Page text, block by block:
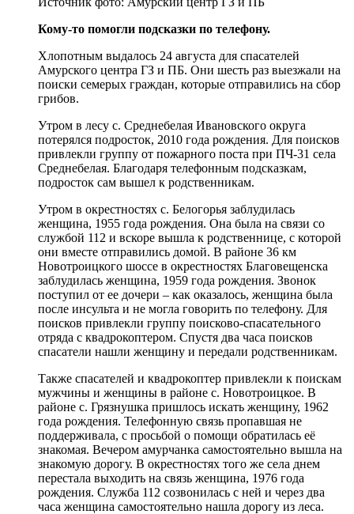
Кому-то помогли подсказки по телефону.
Хлопотным выдалось 24 августа для спасателей
Амурского центра ГЗ и ПБ. Они шесть раз выезжали на
поиски семерых граждан, которые отправились на сбор
грибов.
Утром в лесу с. Среднебелая Ивановского округа
потерялся подросток, 2010 года рождения. Для поисков
привлекли группу от пожарного поста при ПЧ-31 села
Среднебелая. Благодаря телефонным подсказкам,
подросток сам вышел к родственникам.
Утром в окрестностях с. Белогорья заблудилась
женщина, 1955 года рождения. Она была на связи со
службой 112 и вскоре вышла к родственнице, с которой
они вместе отправились домой. В районе 36 км
Новотроицкого шоссе в окрестностях Благовещенска
заблудилась женщина, 1959 года рождения. Звонок
поступил от ее дочери – как оказалось, женщина была
после инсульта и не могла говорить по телефону. Для
поисков привлекли группу поисково-спасательного
отряда с квадрокоптером. Спустя два часа поисков
спасатели нашли женщину и передали родственникам.
Также спасателей и квадрокоптер привлекли к поискам
мужчины и женщины в районе с. Новотроицкое. В
районе с. Грязнушка пришлось искать женщину, 1962
года рождения. Телефонную связь пропавшая не
поддерживала, с просьбой о помощи обратилась её
знакомая. Вечером амурчанка самостоятельно вышла на
знакомую дорогу. В окрестностях того же села днем
перестала выходить на связь женщина, 1976 года
рождения. Служба 112 созвонилась с ней и через два
часа женщина самостоятельно нашла дорогу из леса.